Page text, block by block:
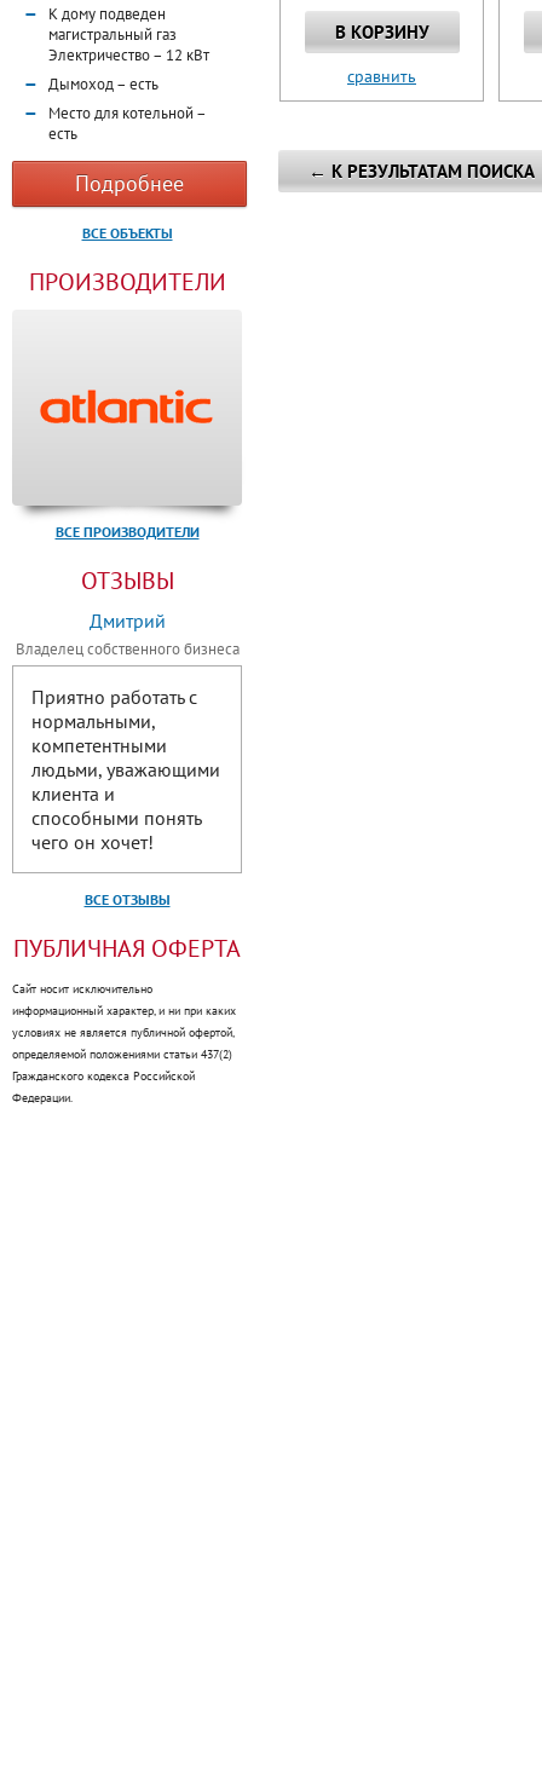
В КОРЗИНУ
сравнить
← К РЕЗУЛЬТАТАМ ПОИСКА
К дому подведен
магистральный газ
Электричество – 12 кВт
Дымоход – есть
Место для котельной –
есть
Подробнее
ВСЕ ОБЪЕКТЫ
ПРОИЗВОДИТЕЛИ
ВСЕ ПРОИЗВОДИТЕЛИ
ОТЗЫВЫ
Дмитрий
Владелец собственного бизнеса
Приятно работать с
нормальными,
компетентными
людьми, уважающими
клиента и
способными понять
чего он хочет!
ВСЕ ОТЗЫВЫ
ПУБЛИЧНАЯ ОФЕРТА
Сайт носит исключительно
информационный характер, и ни при каких
условиях не является публичной офертой,
определяемой положениями статьи 437(2)
Гражданского кодекса Российской
Федерации.